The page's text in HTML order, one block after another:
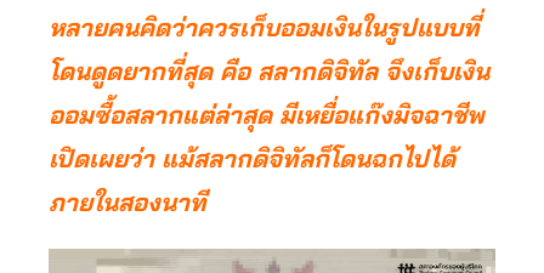
หลายคนคิดว่าควรเก็บออมเงินในรูปแบบที่
โดนดูดยากที่สุด คือ สลากดิจิทัล จึงเก็บเงิน
ออมซื้อสลากแต่ล่าสุด มีเหยื่อแก๊งมิจฉาชีพ
เปิดเผยว่า แม้สลากดิจิทัลก็โดนฉกไปได้
ภายในสองนาที